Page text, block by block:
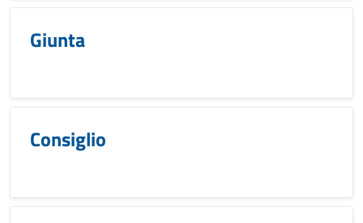
Giunta
Consiglio